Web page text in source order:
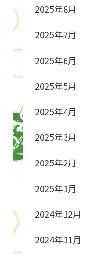
2025年8月
2025年7月
2025年6月
2025年5月
2025年4月
2025年3月
2025年2月
2025年1月
2024年12月
2024年11月